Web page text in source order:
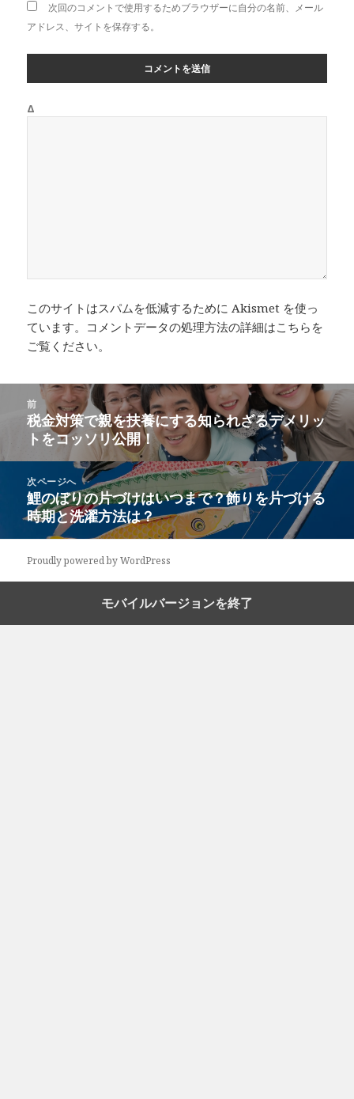
次回のコメントで使用するためブラウザーに自分の名前、メール
アドレス、サイトを保存する。
Δ
このサイトはスパムを低減するために Akismet を使っ
ています。 コメントデータの処理方法の詳細はこちらを
ご覧ください。
ン
前
前
の
投
稿:
税金対策で親を扶養にする知られざるデメリッ
トをコッソリ公開！
次ページへ
次
の
投
稿:
鯉のぼりの片づけはいつまで？飾りを片づける
時期と洗濯方法は？
Proudly powered by WordPress
モバイルバージョンを終了